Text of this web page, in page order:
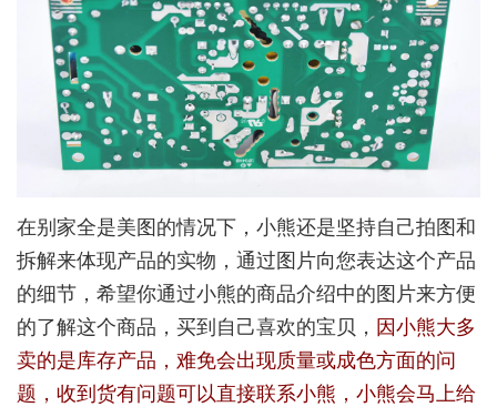
在别家全是美图的情况下，小熊还是坚持自己拍图和
拆解来体现产品的实物，通过图片向您表达这个产品
的细节，希望你通过小熊的商品介绍中的图片来方便
的了解这个商品，买到自己喜欢的宝贝， 因小熊大多
卖的是库存产品，难免会出现质量或成色方面的问
题，收到货有问题可以直接联系小熊，小熊会马上给